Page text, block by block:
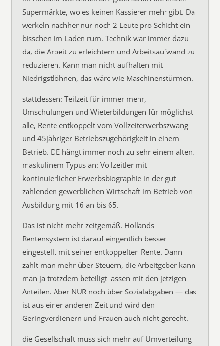
Supermärkte, wo es keinen Kassierer mehr gibt. Da
werkeln nachher nur noch 2 Leute pro Schicht ein
bisschen im Laden rum. Technik war immer dazu
da, die Arbeit zu erleichtern und Arbeitsaufwand zu
reduzieren. Kann man nicht aufhalten mit
Niedrigstlöhnen, das wäre wie Maschinenstürmen.
stattdessen: Teilzeit für immer mehr,
Umschulungen und Wieterbildungen für möglichst
alle, Rente entkoppelt vom Vollzeiterwerbszwang
und 45jähriger Betriebszugehörigkeit in einem
Betrieb. DE hängt immer noch zu sehr einem alten,
maskulinem Typus an: Vollzeitler mit
kontinuierlicher Erwerbsbiographie in der gut
zahlenden gewerblichen Wirtschaft im Betrieb von
Ausbildung mit 16 an bis 65.
Das ist nicht mehr zeitgemäß. Hollands
Rentensystem ist darauf eingentlich besser
eingestellt mit seiner entkoppelten Rente. Dann
zahlt man mehr über Steuern, die Arbeitgeber kann
man ja trotzdem beteiligt lassen mit den jetzigen
Anteilen. Aber NUR noch über Sozialabgaben — das
ist aus einer anderen Zeit und wird den
Geringverdienern und Frauen auch nicht gerecht.
die Gesellschaft muss sich mehr auf Umverteilung